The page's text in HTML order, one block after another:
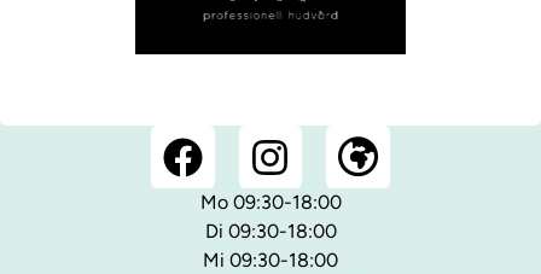
Mo 09:30-18:00
Di 09:30-18:00
Mi 09:30-18:00